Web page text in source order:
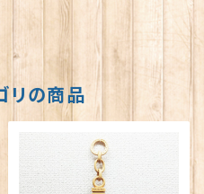
リの商品